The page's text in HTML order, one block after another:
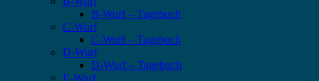
B-Wurf – Tagebuch
C-Wurf
C-Wurf – Tagebuch
D-Wurf
D-Wurf – Tagebuch
E-Wurf